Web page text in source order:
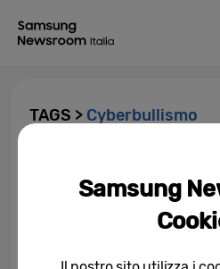
TAGS > Cyberbullismo
sportivi
Samsung